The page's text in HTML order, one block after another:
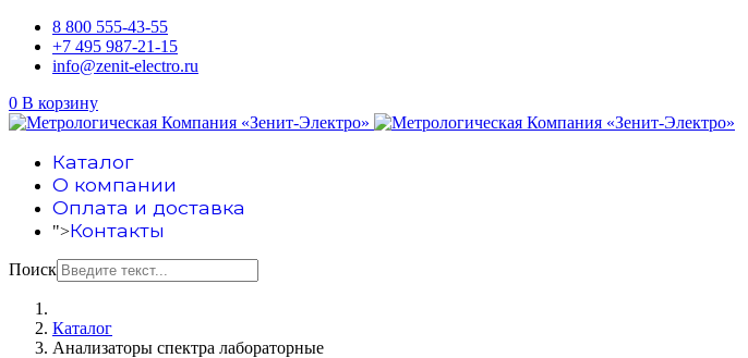
8 800 555-43-55
+7 495 987-21-15
info@zenit-electro.ru
0 В корзину
Каталог
О компании
Оплата и доставка
">Контакты
Поиск
Каталог
Анализаторы спектра лабораторные